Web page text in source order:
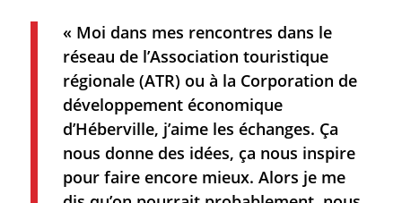
« Moi dans mes rencontres dans le
réseau de l’Association touristique
régionale (ATR) ou à la Corporation de
développement économique
d’Héberville, j’aime les échanges. Ça
nous donne des idées, ça nous inspire
pour faire encore mieux. Alors je me